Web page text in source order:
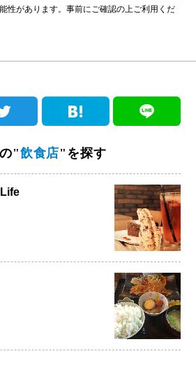
性があります。事前にご確認の上ご利用くだ
"飲食店"を探す